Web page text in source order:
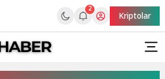
2
Kriptolar